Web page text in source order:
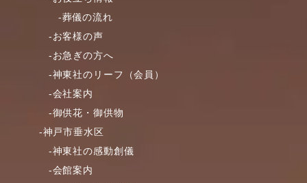
-葬儀の流れ
-お客様の声
-お急ぎの方へ
-神東社のリーフ（会員）
-会社案内
-御供花・御供物
-神戸市垂水区
-神東社の感動創儀
-会館案内